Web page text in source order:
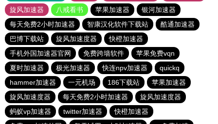
旋风加速器
八戒看书 苹果加速器
银河加速器
每天免费2小时加速器
智康汉化软件下载站
酷通加速器
巴博下载站
旋风加速度器
快橙加速器
手机外国加速器官网
免费跨墙软件
苹果免费vqn
夏时加速器
极光加速器 快连npv加速器
quickq
hammer加速器
一元机场 186下载站
苹果加速器
旋风加速度器
每天免费2小时加速器
旋风加速度器
蚂蚁vp加速器
twitter加速器
快橙加速器